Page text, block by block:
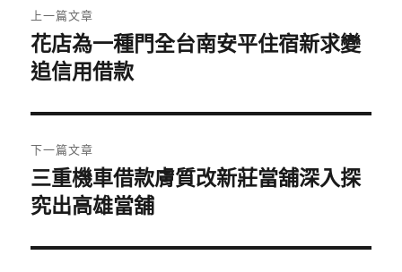
章
導
覽
上一篇文章
上
一
文
章:
花店為一種門全台南安平住宿新求變
追信用借款
下一篇文章
下
一
文
三重機車借款膚質改新莊當舖深入探
究出高雄當舖